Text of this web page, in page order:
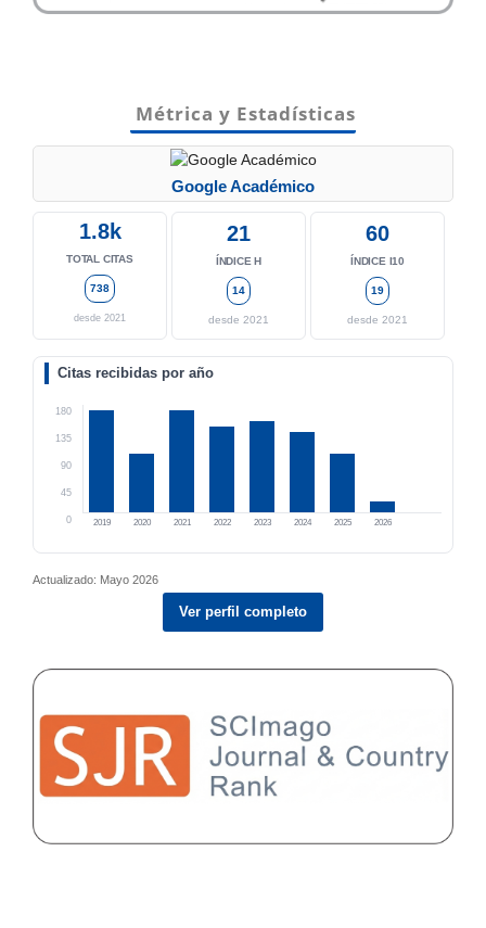
Métrica y Estadísticas
Google Académico
1.8k
TOTAL CITAS
738
desde 2021
21
ÍNDICE H
14
desde 2021
60
ÍNDICE I10
19
desde 2021
Citas recibidas por año
180
135
90
45
0 2019 2020 2021 2022 2023 2024 2025 2026
Actualizado: Mayo 2026
Ver perfil completo